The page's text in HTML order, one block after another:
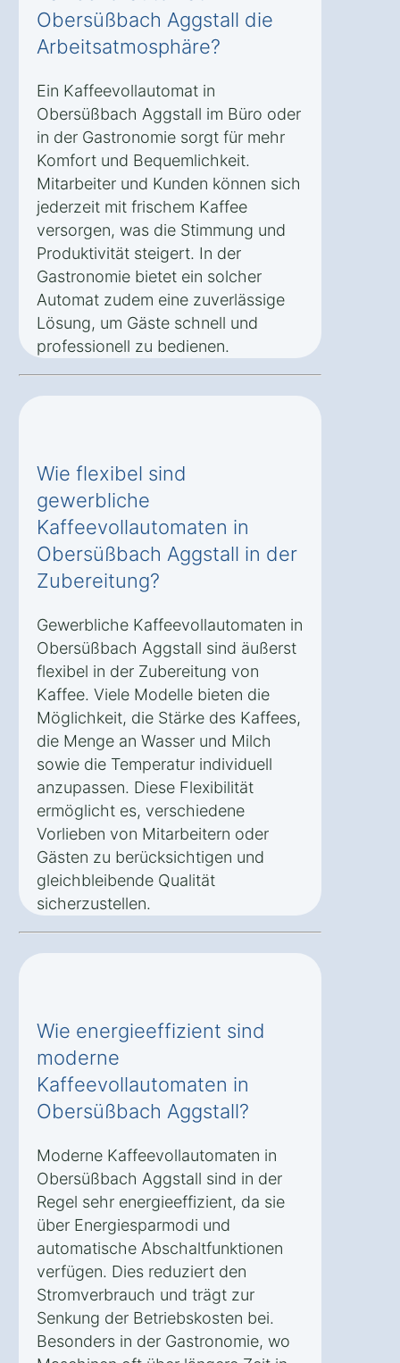
Obersüßbach Aggstall die
Arbeitsatmosphäre?
Ein Kaffeevollautomat in
Obersüßbach Aggstall im Büro oder
in der Gastronomie sorgt für mehr
Komfort und Bequemlichkeit.
Mitarbeiter und Kunden können sich
jederzeit mit frischem Kaffee
versorgen, was die Stimmung und
Produktivität steigert. In der
Gastronomie bietet ein solcher
Automat zudem eine zuverlässige
Lösung, um Gäste schnell und
professionell zu bedienen.
Wie flexibel sind
gewerbliche
Kaffeevollautomaten in
Obersüßbach Aggstall in der
Zubereitung?
Gewerbliche Kaffeevollautomaten in
Obersüßbach Aggstall sind äußerst
flexibel in der Zubereitung von
Kaffee. Viele Modelle bieten die
Möglichkeit, die Stärke des Kaffees,
die Menge an Wasser und Milch
sowie die Temperatur individuell
anzupassen. Diese Flexibilität
ermöglicht es, verschiedene
Vorlieben von Mitarbeitern oder
Gästen zu berücksichtigen und
gleichbleibende Qualität
sicherzustellen.
Wie energieeffizient sind
moderne
Kaffeevollautomaten in
Obersüßbach Aggstall?
Moderne Kaffeevollautomaten in
Obersüßbach Aggstall sind in der
Regel sehr energieeffizient, da sie
über Energiesparmodi und
automatische Abschaltfunktionen
verfügen. Dies reduziert den
Stromverbrauch und trägt zur
Senkung der Betriebskosten bei.
Besonders in der Gastronomie, wo